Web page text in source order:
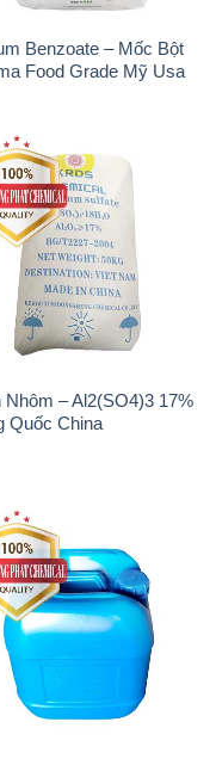
Benzoate – Mốc Bột
Food Grade Mỹ Usa
Nhôm – Al2(SO4)3 17%
Quốc China